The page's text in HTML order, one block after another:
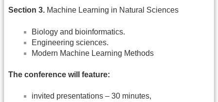
Section 3. Machine Learning in Natural Sciences
Biology and bioinformatics.
Engineering sciences.
Modern Machine Learning Methods
The conference will feature:
invited presentations – 30 minutes,